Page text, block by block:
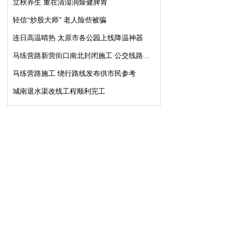
立秋养生 重在清湿润燥健脾胃
轻信“炒股大师” 老人险些被骗
连日高温晴热 太原市各公园上线降温神器
马练营路新营街口南北封闭施工 公交线路...
马练营路施工 绕行路线发布供市民参考
城南退水渠改线工程顺利完工